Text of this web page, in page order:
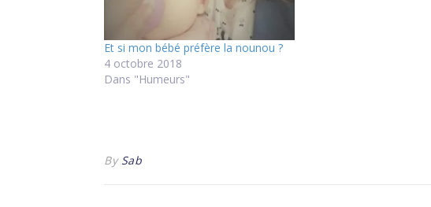
Et si mon bébé préfère la nounou ?
4 octobre 2018
Dans "Humeurs"
By Sab